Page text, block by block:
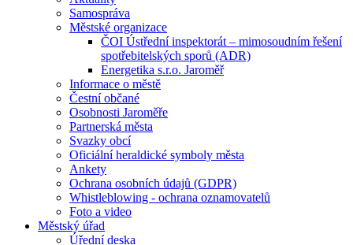
Samospráva
Městské organizace
ČOI Ústřední inspektorát – mimosoudním řešení
spotřebitelských sporů (ADR)
Energetika s.r.o. Jaroměř
Informace o městě
Čestní občané
Osobnosti Jaroměře
Partnerská města
Svazky obcí
Oficiální heraldické symboly města
Ankety
Ochrana osobních údajů (GDPR)
Whistleblowing - ochrana oznamovatelů
Foto a video
Městský úřad
Úřední deska